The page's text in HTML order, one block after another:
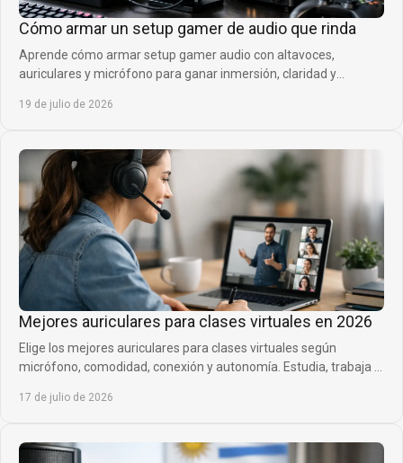
Cómo armar un setup gamer de audio que rinda
Aprende cómo armar setup gamer audio con altavoces,
auriculares y micrófono para ganar inmersión, claridad y
19 de julio de 2026
Mejores auriculares para clases virtuales en 2026
Elige los mejores auriculares para clases virtuales según
micrófono, comodidad, conexión y autonomía. Estudia, trabaja y
17 de julio de 2026